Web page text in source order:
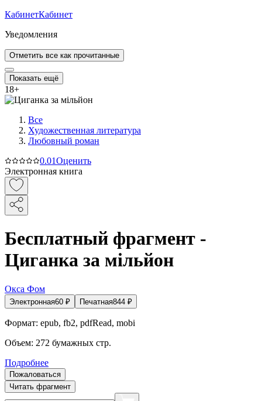
КабинетКабинет
Уведомления
Отметить все как прочитанные
Показать ещё
18+
Все
Художественная литература
Любовный роман
0.01Оценить
Электронная книга
Бесплатный фрагмент -
Циганка за мільйон
Окса Фом
Электронная60 ₽ Печатная844 ₽
Формат: epub, fb2, pdfRead, mobi
Объем: 272 бумажных стр.
Подробнее
Пожаловаться
Читать фрагмент